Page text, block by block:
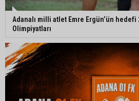
Adanalı milli atlet Emre Ergün’ün hedefi
Olimpiyatları